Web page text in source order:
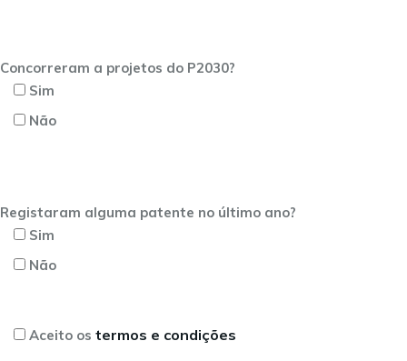
Concorreram a projetos do P2030?
Sim
Não
Registaram alguma patente no último ano?
Sim
Não
Aceito os termos e condições